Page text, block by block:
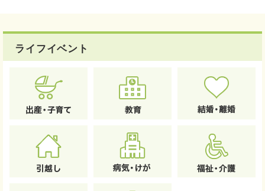
ライフイベント